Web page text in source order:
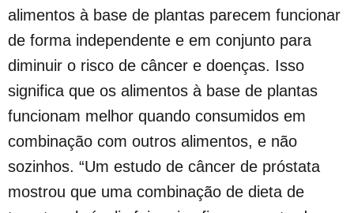
alimentos à base de plantas parecem funcionar
de forma independente e em conjunto para
diminuir o risco de câncer e doenças. Isso
significa que os alimentos à base de plantas
funcionam melhor quando consumidos em
combinação com outros alimentos, e não
sozinhos. “Um estudo de câncer de próstata
mostrou que uma combinação de dieta de